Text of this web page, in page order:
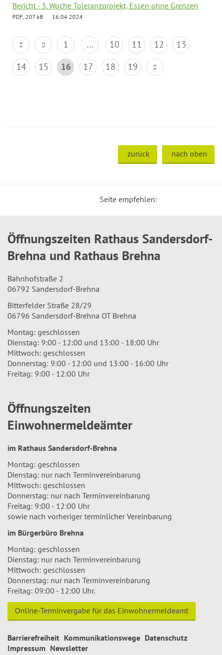
Bericht - 3. Woche Toleranzprojekt, Essen ohne Grenzen
PDF, 207 kB 16.04.2024
1 ... 10 11 12
13
14
15 16 17 18 19
zurück nach oben
Seite empfehlen:
Öffnungszeiten Rathaus Sandersdorf-
Brehna und Rathaus Brehna
Bahnhofstraße 2
06792 Sandersdorf-Brehna
Bitterfelder Straße 28/29
06796 Sandersdorf-Brehna OT Brehna
Montag: geschlossen
Dienstag: 9:00 - 12:00 und 13:00 - 18:00 Uhr
Mittwoch: geschlossen
Donnerstag: 9:00 - 12:00 und 13:00 - 16:00 Uhr
Freitag: 9:00 - 12:00 Uhr
Öffnungszeiten
Einwohnermeldeämter
im Rathaus Sandersdorf-Brehna
Montag: geschlossen
Dienstag: nur nach Terminvereinbarung
Mittwoch: geschlossen
Donnerstag: nur nach Terminvereinbarung
Freitag: 9:00 - 12:00 Uhr
sowie nach vorheriger terminlicher Vereinbarung
im Bürgerbüro Brehna
Montag: geschlossen
Dienstag: nur nach Terminvereinbarung
Mittwoch: geschlossen
Donnerstag: nur nach Terminvereinbarung
Freitag: 09:00 - 12:00 Uhr.
Online-Terminvergabe für das Einwohnermeldeamt
Barrierefreiheit Kommunikationswege Datenschutz
Impressum Newsletter